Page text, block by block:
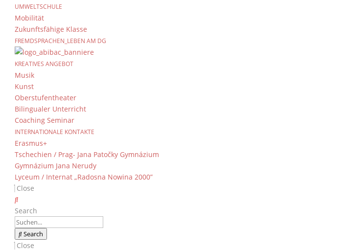
UMWELTSCHULE
Mobilität
Zukunftsfähige Klasse
FREMDSPRACHEN_LEBEN AM DG
KREATIVES ANGEBOT
Musik
Kunst
Oberstufentheater
Bilingualer Unterricht
Coaching Seminar
INTERNATIONALE KONTAKTE
Erasmus+
Tschechien / Prag- Jana Patočky Gymnázium
Gymnázium Jana Nerudy
Lyceum / Internat „Radosna Nowina 2000”
Close
Search
Search
Close
Magnesium und Salzsäure – Einflussfaktor
Zerteilungsgrad